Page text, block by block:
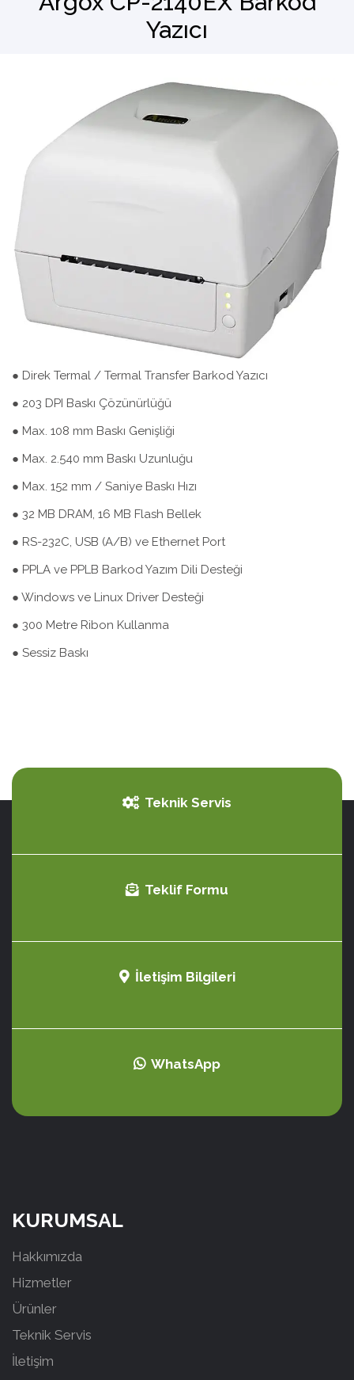
Yazıcı
● Direk Termal / Termal Transfer Barkod Yazıcı
● 203 DPI Baskı Çözünürlüğü
● Max. 108 mm Baskı Genişliği
● Max. 2.540 mm Baskı Uzunluğu
● Max. 152 mm / Saniye Baskı Hızı
● 32 MB DRAM, 16 MB Flash Bellek
● RS-232C, USB (A/B) ve Ethernet Port
● PPLA ve PPLB Barkod Yazım Dili Desteği
● Windows ve Linux Driver Desteği
● 300 Metre Ribon Kullanma
● Sessiz Baskı
Teknik Servis
Teklif Formu
İletişim Bilgileri
WhatsApp
KURUMSAL
Hakkımızda
Hizmetler
Ürünler
Teknik Servis
İletişim